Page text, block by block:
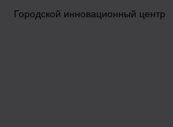
Городской инновационный центр